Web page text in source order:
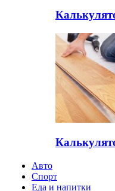
Авто
Спорт
Еда и напитки